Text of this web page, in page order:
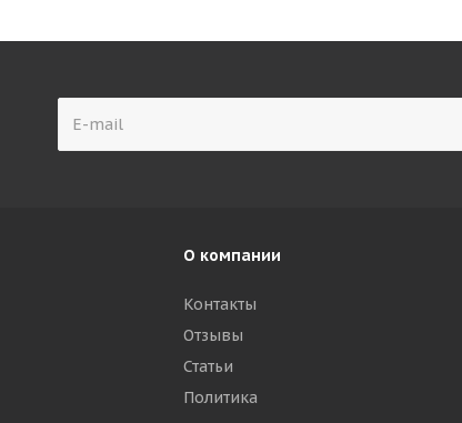
О компании
Контакты
Отзывы
Статьи
Политика